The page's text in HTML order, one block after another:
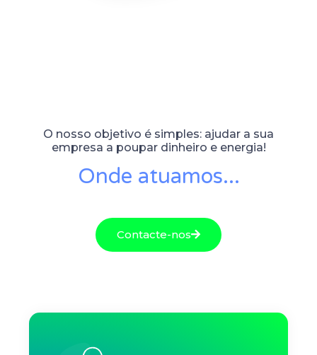
O nosso objetivo é simples: ajudar a sua
empresa a poupar dinheiro e energia!
Onde atuamos...
Contacte-nos